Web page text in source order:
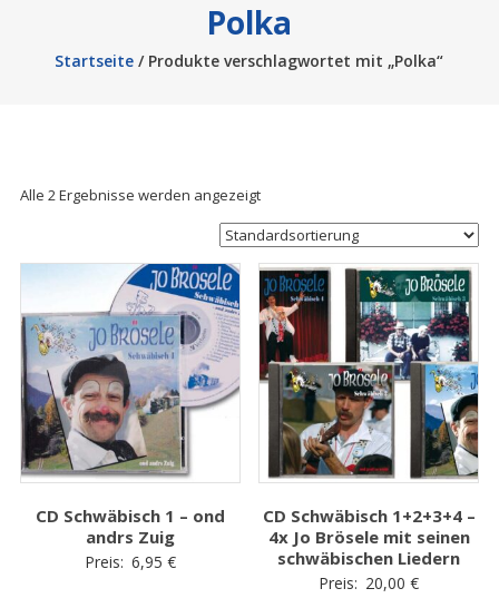
Polka
Startseite / Produkte verschlagwortet mit „Polka“
Alle 2 Ergebnisse werden angezeigt
CD Schwäbisch 1 – ond
andrs Zuig
Preis: 6,95 €
CD Schwäbisch 1+2+3+4 –
4x Jo Brösele mit seinen
schwäbischen Liedern
Preis: 20,00€